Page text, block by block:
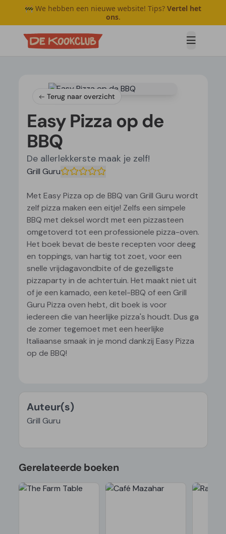
🚧 We hebben een nieuwe website! Tips? Vertel het
ons.
Open
Terug naar overzicht
Easy Pizza op de
BBQ
De allerlekkerste maak je zelf!
Grill Guru
Met Easy Pizza op de BBQ van Grill Guru wordt
zelf pizza maken een eitje! Zelfs een simpele
BBQ met deksel wordt met een pizzasteen
omgetoverd tot een professionele pizza-oven.
Het boek bevat de beste recepten voor deeg
en toppings, van hartig tot zoet, voor een
snelle vrijdagavondbite of de gezelligste
pizzaparty in de achtertuin. Het maakt niet uit
of je een kamado, een ketel-BBQ of een Grill
Guru Pizza oven hebt, dit boek is voor
iedereen die van heerlijke pizza's houdt. Dus ga
de zomer tegemoet met een heerlijke
Italiaanse smaak in je mond dankzij Easy Pizza
op de BBQ!
Auteur(s)
Grill Guru
Gerelateerde boeken